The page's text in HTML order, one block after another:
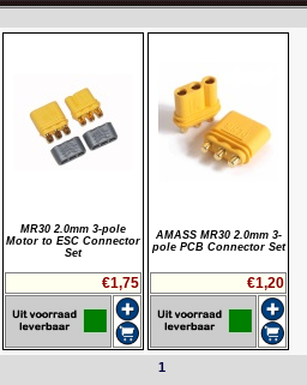
MR30 2.0mm 3-pole
Motor to ESC Connector
Set
€1,75
AMASS MR30 2.0mm 3-
pole PCB Connector Set
€1,20
1